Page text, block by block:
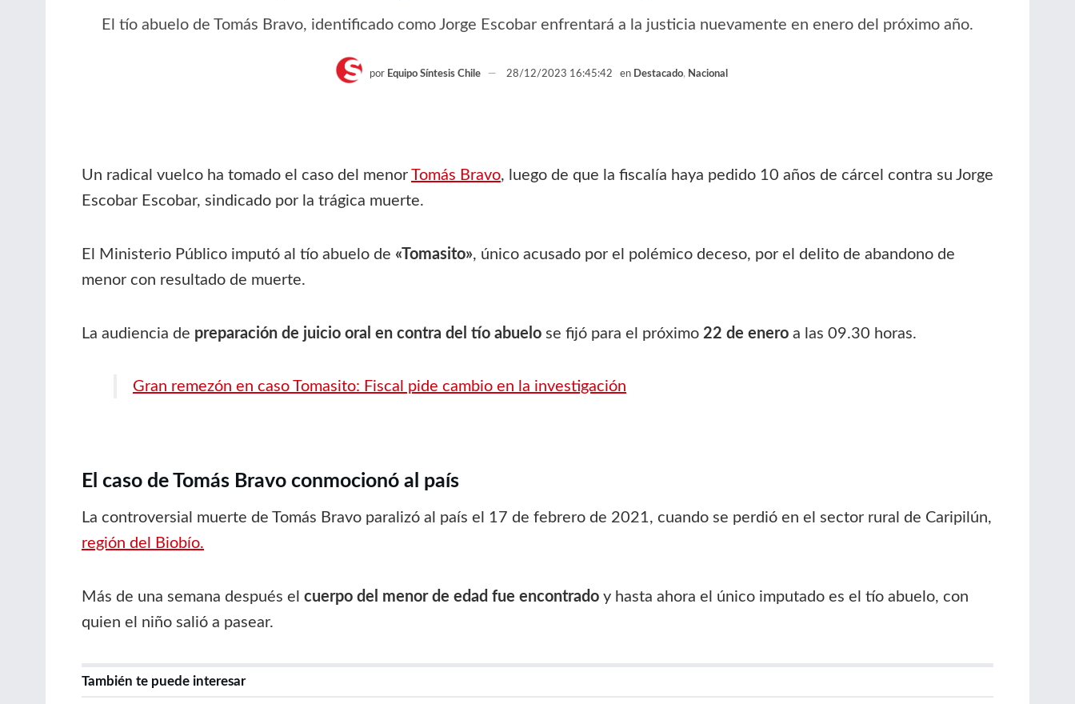
El tío abuelo de Tomás Bravo, identificado como Jorge Escobar enfrentará a la justicia nuevamente en enero del próximo año.
por Equipo Síntesis Chile 28/12/2023 16:45:42 en Destacado, Nacional
Un radical vuelco ha tomado el caso del menor Tomás Bravo, luego de que la fiscalía haya pedido 10 años de cárcel contra su Jorge
Escobar Escobar, sindicado por la trágica muerte.
El Ministerio Público imputó al tío abuelo de «Tomasito», único acusado por el polémico deceso, por el delito de abandono de
menor con resultado de muerte.
La audiencia de preparación de juicio oral en contra del tío abuelo se fijó para el próximo 22 de enero a las 09.30 horas.
Gran remezón en caso Tomasito: Fiscal pide cambio en la investigación
El caso de Tomás Bravo conmocionó al país
La controversial muerte de Tomás Bravo paralizó al país el 17 de febrero de 2021, cuando se perdió en el sector rural de Caripilún,
región del Biobío.
Más de una semana después el cuerpo del menor de edad fue encontrado y hasta ahora el único imputado es el tío abuelo, con
quien el niño salió a pasear.
También te puede interesar